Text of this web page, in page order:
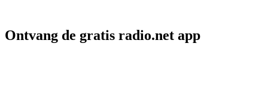
Ontvang de gratis radio.net app